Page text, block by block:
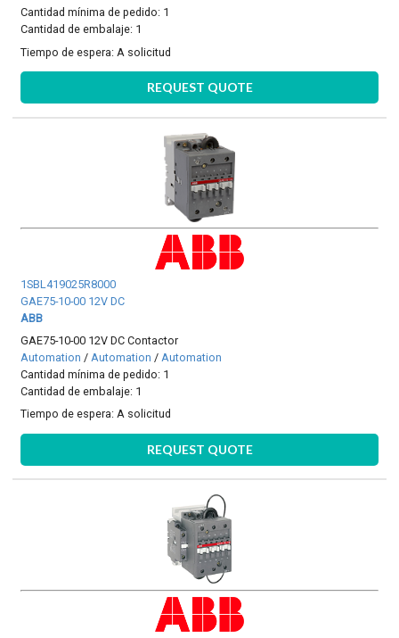
Cantidad mínima de pedido: 1
Cantidad de embalaje: 1
Tiempo de espera: A solicitud
REQUEST QUOTE
1SBL419025R8000
GAE75-10-00 12V DC
ABB
GAE75-10-00 12V DC Contactor
Automation / Automation / Automation
Cantidad mínima de pedido: 1
Cantidad de embalaje: 1
Tiempo de espera:A solicitud
REQUEST QUOTE